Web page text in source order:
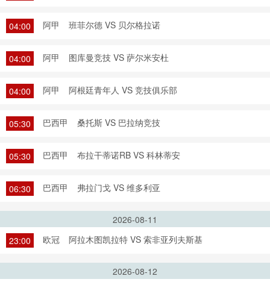
04:00 阿甲 班菲尔德 VS 贝尔格拉诺
04:00 阿甲 图库曼竞技 VS 萨尔米安杜
04:00 阿甲 阿根廷青年人 VS 竞技俱乐部
05:30 巴西甲 桑托斯 VS 巴拉纳竞技
05:30 巴西甲 布拉干蒂诺RB VS 科林蒂安
06:30 巴西甲 弗拉门戈 VS 维多利亚
2026-08-11
23:00
欧冠 阿拉木图凯拉特 VS 索非亚列夫斯基
2026-08-12